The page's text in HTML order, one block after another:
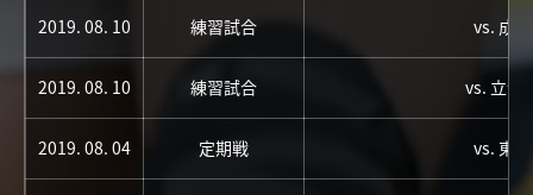
2019. 08. 10 練習試合 vs. 成
2019. 08. 10 練習試合 vs. 立命
2019. 08. 04 定期戦 vs. 東